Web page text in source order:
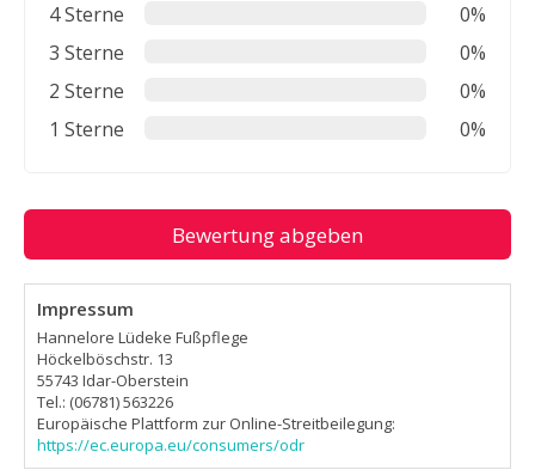
4 Sterne
0%
3 Sterne
0%
2 Sterne
0%
1 Sterne
0%
Bewertung abgeben
Impressum
Hannelore Lüdeke Fußpflege
Höckelböschstr. 13
55743 Idar-Oberstein
Tel.: (06781) 563226
Europäische Plattform zur Online-Streitbeilegung:
https://ec.europa.eu/consumers/odr